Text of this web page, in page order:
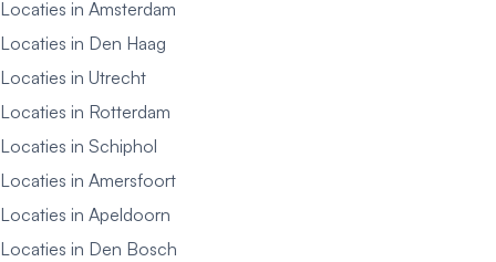
Locaties in Amsterdam
Locaties in Den Haag
Locaties in Utrecht
Locaties in Rotterdam
Locaties in Schiphol
Locaties in Amersfoort
Locaties in Apeldoorn
Locaties in Den Bosch